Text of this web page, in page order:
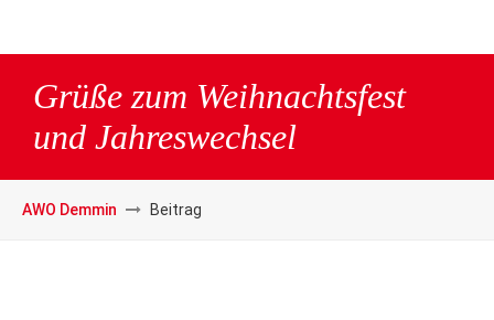
Grüße zum Weihnachtsfest
und Jahreswechsel
AWO Demmin Beitrag